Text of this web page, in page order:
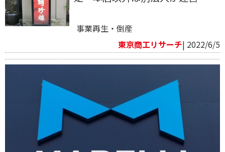
事業再生・倒産
東京商工リサーチ| 2022/6/5